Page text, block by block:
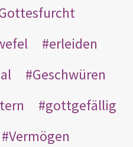
erleiden
Geschwüren
gottgefällig
Vermögen